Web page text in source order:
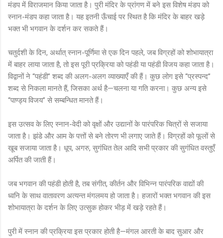
मंडप में विराजमान किया जाता है। पुरी मंदिर के प्रांगण में बने इस विशेष मंडप को
स्नान-मंडप कहा जाता है। यह इतनी ऊँचाई पर स्थित है कि मंदिर के बाहर खड़े
भक्त भी भगवान के दर्शन कर सकते हैं।
चतुर्दशी के दिन, अर्थात् स्नान-पूर्णिमा से एक दिन पहले, जब विग्रहों को शोभायात्रा
में बाहर लाया जाता है, तो इस पूरी प्रक्रिया को पहंडी या पहंडी विजय कहा जाता है।
विद्वानों ने “पहंडी” शब्द की अलग-अलग व्याख्याएँ की हैं। कुछ लोग इसे “प्रस्पन्द”
शब्द से निकला मानते हैं, जिसका अर्थ है—चलना या गति करना। कुछ अन्य इसे
“पाण्ड्य विजय” से सम्बन्धित मानते हैं।
इस उत्सव के लिए स्नान-वेदी को वृक्षों और उद्यानों के पारंपरिक चित्रों से सजाया
जाता है। झंडे और आम के पत्तों से बने तोरण भी लगाए जाते हैं। विग्रहों को फूलों से
खूब सजाया जाता है। धूप, अगरु, सुगंधित तेल आदि सभी प्रकार की सुगंधित वस्तुएँ
अर्पित की जाती हैं।
जब भगवान की पहंडी होती है, तब संगीत, कीर्तन और विभिन्न पारंपरिक वाद्यों की
ध्वनि के साथ वातावरण अत्यन्त मंगलमय हो जाता है। हजारों भक्त भगवान की इस
शोभायात्रा के दर्शन के लिए उत्सुक होकर भीड़ में खड़े रहते हैं।
पुरी में स्नान की प्रक्रिया इस प्रकार होती है—मंगल आरती के बाद सुआर और